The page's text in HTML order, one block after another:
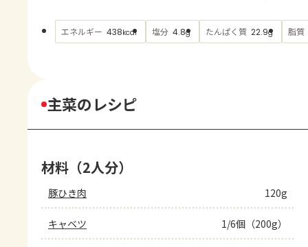
エネルギー 438kcal 塩分 4.8g たんぱく質 22.9g 脂質
主菜のレシピ
材料（2人分）
豚ひき肉 120g
キャベツ 1/6個（200g）